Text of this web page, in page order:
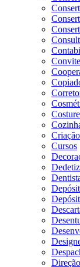
Cursos